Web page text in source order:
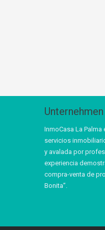
Unternehmen
InmoCasa La
servicios
y avalada por
experiencia
compra-venta de
Bonita”.